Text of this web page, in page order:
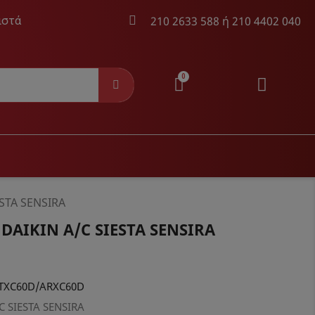
210 2633 588 ή 210 4402 040
Καλώδια Audio & Video &
SENSIRA
A/C SIESTA SENSIRA
ARXC60D
SENSIRA